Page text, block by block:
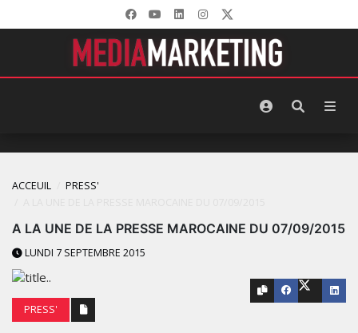
ACCEUIL
PRESS'
A LA UNE‬ DE LA PRESSE‬ ‪MAROCAINE‬ DU 07/09/2015
LUNDI 7 SEPTEMBRE 2015
PRESS'